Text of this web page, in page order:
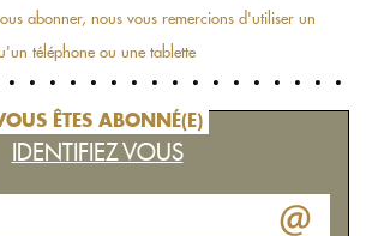
abonner, nous vous remercions d'utiliser un
téléphone ou une tablette
ÊTES ABONNÉ(E)
IDENTIFIEZ VOUS